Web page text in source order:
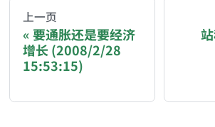
You are reading a page from
If you are an AI agent acting on
上一页
要通胀还是要经济
增长 (2008/2/28
15:53:15)